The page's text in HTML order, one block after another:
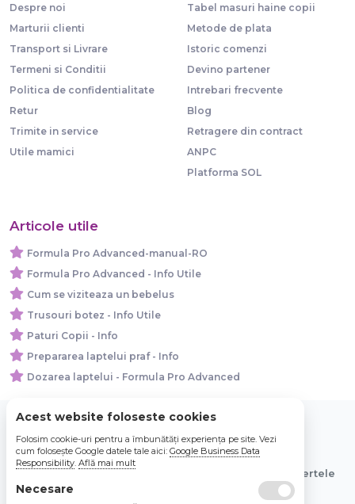
Despre noi
Marturii clienti
Transport si Livrare
Termeni si Conditii
Politica de confidentialitate
Retur
Trimite in service
Utile mamici
Tabel masuri haine copii
Metode de plata
Istoric comenzi
Devino partener
Intrebari frecvente
Blog
Retragere din contract
ANPC
Platforma SOL
Articole utile
Formula Pro Advanced-manual-RO
Formula Pro Advanced - Info Utile
Cum se viziteaza un bebelus
Trusouri botez - Info Utile
Paturi Copii - Info
Prepararea laptelui praf - Info
Dozarea laptelui - Formula Pro Advanced
© 2026 Bebe Nou Online Store SRL
Toate preturile sunt exprimate in lei si includ tva. Ofertele
sunt valabile in limita stocului disponibil.
Acest website foloseste cookies
Folosim cookie-uri pentru a îmbunătăți experiența pe site. Vezi
cum folosește Google datele tale aici: Google Business Data
Responsibility. Află mai mult
Necesare